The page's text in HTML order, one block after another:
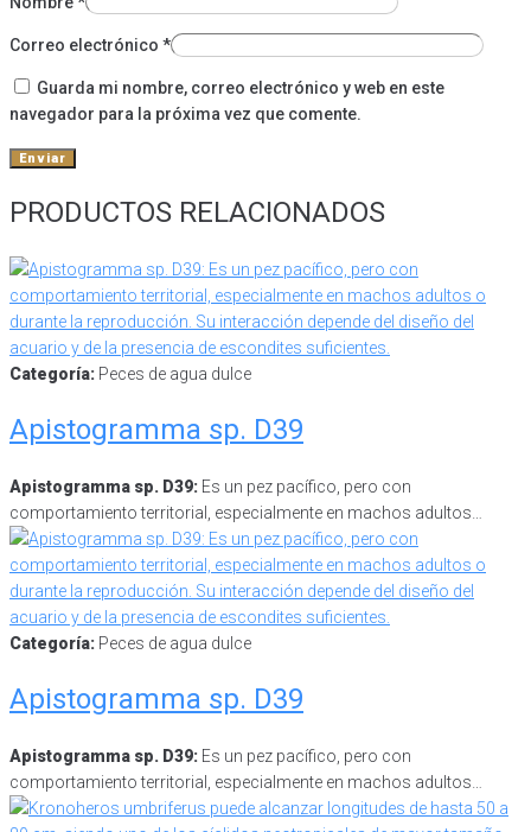
Correo electrónico *
Guarda mi nombre, correo electrónico y web en este
navegador para la próxima vez que comente.
PRODUCTOS RELACIONADOS
Categoría: Peces de agua dulce
Apistogramma sp. D39
Apistogramma sp. D39: Es un pez pacífico, pero con
comportamiento territorial, especialmente en machos adultos…
Categoría: Peces de agua dulce
Apistogramma sp. D39
Apistogramma sp. D39: Es un pez pacífico, pero con
comportamiento territorial, especialmente en machos adultos…